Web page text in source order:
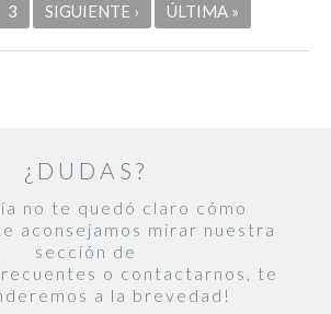
3 SIGUIENTE › ÚLTIMA »
¿DUDAS?
no te quedó claro cómo
aconsejamos mirar nuestra
sección de
o contactarnos, te
a la brevedad!